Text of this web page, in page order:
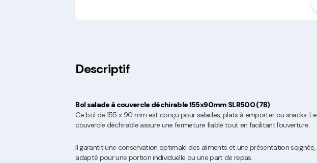
Descriptif
Bol salade à couvercle déchirable 155x90mm SLR500 (7B)
Ce bol de 155 x 90 mm est conçu pour salades, plats à emporter ou snacks. Le
couvercle déchirable assure une fermeture fiable tout en facilitant l'ouverture.
Il garantit une conservation optimale des aliments et une présentation soignée,
adapté pour une portion individuelle ou une part de repas.